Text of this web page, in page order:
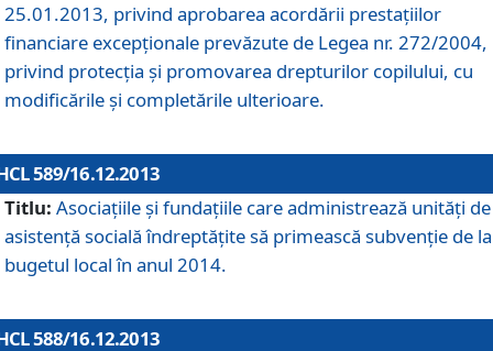
25.01.2013, privind aprobarea acordării prestaţiilor
financiare excepţionale prevăzute de Legea nr. 272/2004,
privind protecţia şi promovarea drepturilor copilului, cu
modificările şi completările ulterioare.
589/16.12.2013
Titlu: Asociaţiile şi fundaţiile care administrează unităţi de
asistenţă socială îndreptăţite să primească subvenţie de la
bugetul local în anul 2014.
588/16.12.2013